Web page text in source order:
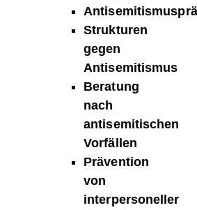
Strukturen
gegen
Antisemitismus
Beratung
nach
antisemitischen
Vorfällen
Prävention
von
interpersoneller